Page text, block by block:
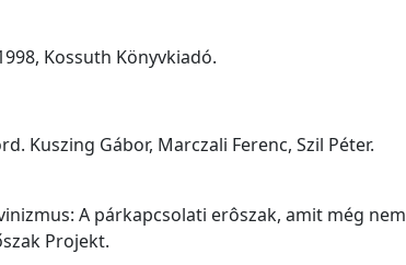
Kossuth Könyvkiadó.
Kuszing Gábor, Marczali Ferenc, Szil Péter.
A párkapcsolati erôszak, amit még nem
Projekt.